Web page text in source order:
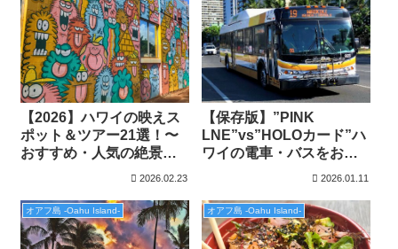
【2026】ハワイの映えス
ポット＆ツアー21選！〜
おすすめ・人気の絶景特
2026.02.23
【保存版】”PINK
LNE”vs”HOLOカード”ハ
ワイの電車・バスをお得
2026.01.11
オアフ島 -Oahu Island- オアフ島 -Oahu Island-